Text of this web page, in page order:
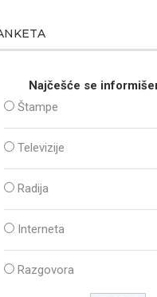
Najčešće se
Štampe
Televizije
Radija
Interneta
Razgovora